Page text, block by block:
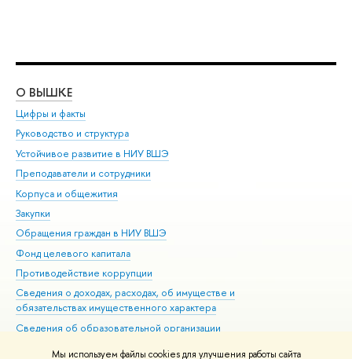
Мы используем файлы cookies для улучшения работы сайта
О ВЫШКЕ
Цифры и факты
Руководство и структура
Устойчивое развитие в НИУ ВШЭ
Преподаватели и сотрудники
Корпуса и общежития
Закупки
Обращения граждан в НИУ ВШЭ
Фонд целевого капитала
Противодействие коррупции
Сведения о доходах, расходах, об имуществе и
обязательствах имущественного характера
Сведения об образовательной организации
Людям с ограниченными возможностями здоровья